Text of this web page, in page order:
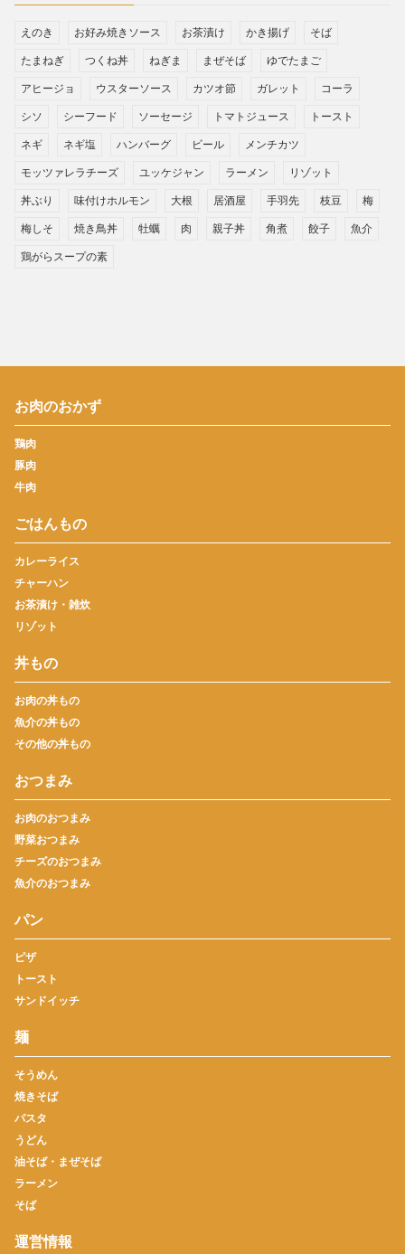
えのき お好み焼きソース お茶漬け かき揚げ そば
たまねぎ つくね丼 ねぎま まぜそば ゆでたまご
アヒージョ ウスターソース カツオ節 ガレット コーラ
シソ シーフード ソーセージ トマトジュース トースト
ネギ ネギ塩 ハンバーグ ビール メンチカツ
モッツァレラチーズ ユッケジャン ラーメン リゾット
丼ぶり 味付けホルモン 大根 居酒屋 手羽先 枝豆 梅
梅しそ 焼き鳥丼 牡蠣 肉 親子丼 角煮 餃子 魚介
鶏がらスープの素
お肉のおかず
鶏肉
豚肉
牛肉
ごはんもの
カレーライス
チャーハン
お茶漬け・雑炊
リゾット
丼もの
お肉の丼もの
魚介の丼もの
その他の丼もの
おつまみ
お肉のおつまみ
野菜おつまみ
チーズのおつまみ
魚介のおつまみ
パン
ピザ
トースト
サンドイッチ
麺
そうめん
焼きそば
パスタ
うどん
油そば・まぜそば
ラーメン
そば
運営情報